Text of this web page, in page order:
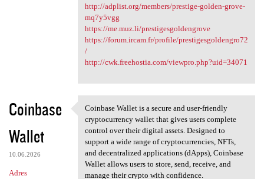
http://adplist.org/members/prestige-golden-grove-
mq7y5vgg
https://me.muz.li/prestigesgoldengrove
https://forum.ircam.fr/profile/prestigesgoldengro72
/
http://cwk.freehostia.com/viewpro.php?uid=34071
Coinbase
Wallet
10.06.2026
Adres
Coinbase Wallet is a secure
Coinbase Wallet is a secure and user-friendly
cryptocurrency wallet that gives users complete
control over their digital assets. Designed to
support a wide range of cryptocurrencies, NFTs,
and decentralized applications (dApps), Coinbase
Wallet allows users to store, send, receive, and
manage their crypto with confidence.